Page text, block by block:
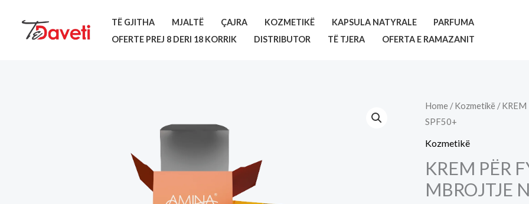
content
TË GJITHA MJALTË ÇAJRA KOZMETIKË KAPSULA NATYRALE
PARFUMA
OFERTE PREJ 8 DERI 18 KORRIK
DISTRIBUTOR TË TJERA OFERTA E RAMAZANIT
Home /Kozmetikë / KREM
SPF50+
Kozmetikë
KREM PËR
MBROJTJE